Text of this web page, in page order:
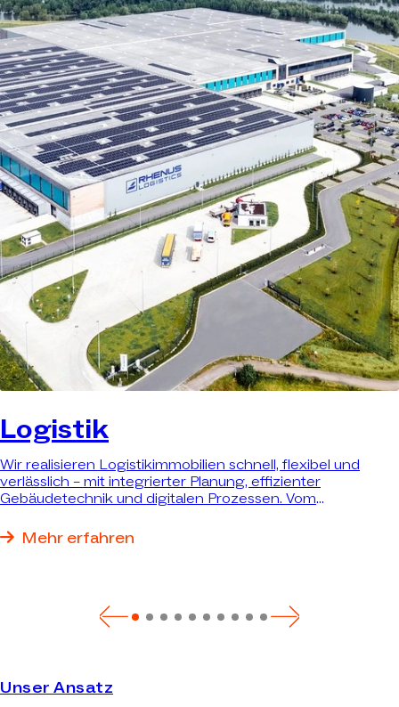
Logistik
Wir realisieren Logistikimmobilien schnell, flexibel und
verlässlich – mit integrierter Planung, effizienter
Gebäudetechnik und digitalen Prozessen. Vom
realisieren wir genau die Immobilie, die Ihre Anforderungen
bestmöglich erfüllt.
Mehr erfahren
Unser Ansatz